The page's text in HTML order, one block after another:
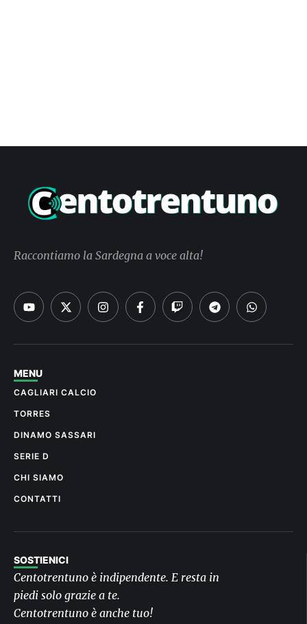
Raccontiamo la Sardegna a voce alta!
MENU
CAGLIARI CALCIO
TORRES
DINAMO SASSARI
SERIE D
CHI SIAMO
CONTATTI
SOSTIENICI
Centotrentuno è indipendente. E resta in
piedi solo grazie a te.
Centotrentuno è anche tuo!